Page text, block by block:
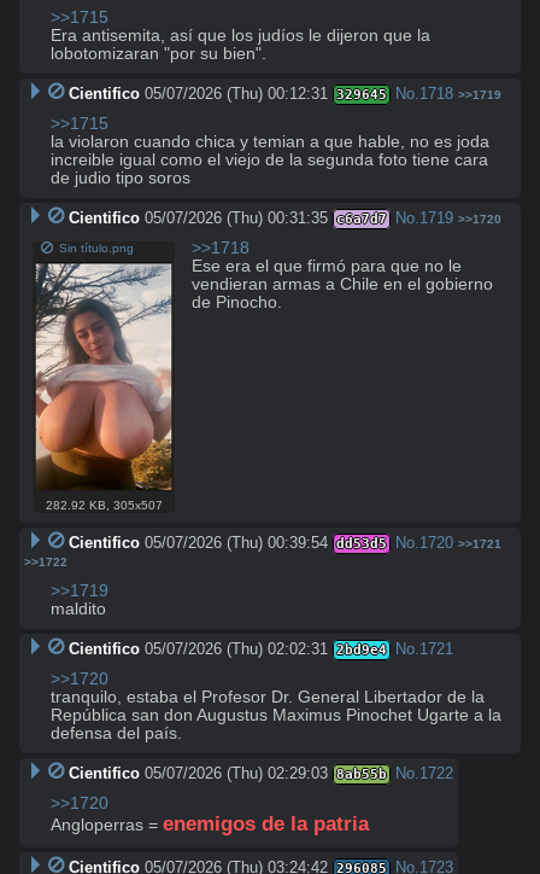
>>1715
Era antisemita, así que los judíos le dijeron que la
lobotomizaran "por su bien".
Cientifico 05/07/2026 (Thu) 00:12:31 329645 No. 1718 >>1719
>>1715
la violaron cuando chica y temian a que hable, no es joda
increible igual como el viejo de la segunda foto tiene cara
de judio tipo soros
Cientifico 05/07/2026 (Thu) 00:31:35 c6a7d7 No. 1719 >>1720
Sin título.png
282.92 KB 305x507
>>1718
Ese era el que firmó para que no le
vendieran armas a Chile en el gobierno
de Pinocho.
Cientifico 05/07/2026 (Thu) 00:39:54 dd53d5 No.1720 >>1721
>>1722
>>1719
maldito
Cientifico 05/07/2026 (Thu) 02:02:31 2bd9e4 No.1721
>>1720
tranquilo, estaba el Profesor Dr. General Libertador de la
República san don Augustus Maximus Pinochet Ugarte a la
defensa del país.
Cientifico 05/07/2026 (Thu) 02:29:03 8ab55b No.1722
>>1720
Angloperras = enemigos de la patria
Cientifico 05/07/2026 (Thu) 03:24:42 296085 No.1723